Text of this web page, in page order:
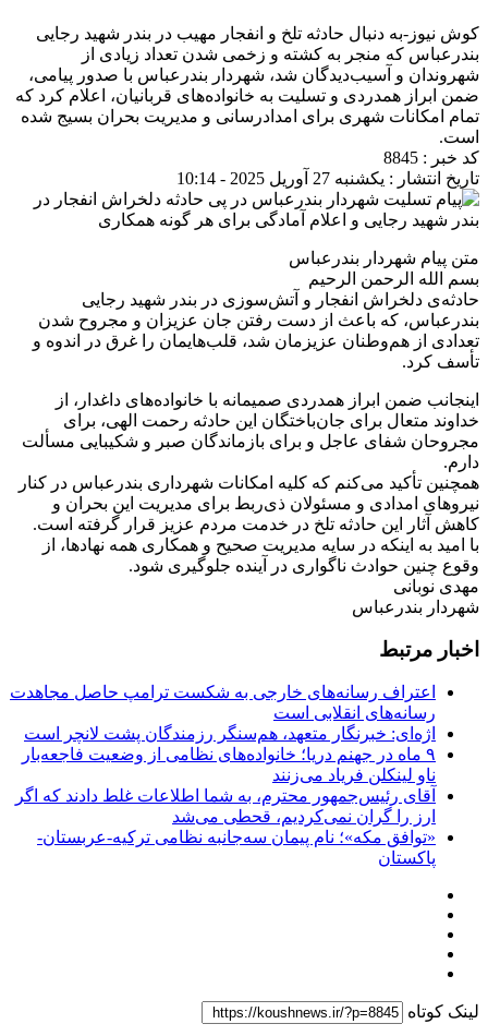
کوش نیوز-به دنبال حادثه تلخ و انفجار مهیب در بندر شهید رجایی
بندرعباس که منجر به کشته و زخمی شدن تعداد زیادی از
شهروندان و آسیب‌دیدگان شد، شهردار بندرعباس با صدور پیامی،
ضمن ابراز همدردی و تسلیت به خانواده‌های قربانیان، اعلام کرد که
تمام امکانات شهری برای امدادرسانی و مدیریت بحران بسیج شده
است.
کد خبر : 8845
تاریخ انتشار : یکشنبه 27 آوریل 2025 - 10:14
متن پیام شهردار بندرعباس
بسم الله الرحمن الرحیم
حادثه‌ی دلخراش انفجار و آتش‌سوزی در بندر شهید رجایی
بندرعباس، که باعث از دست رفتن جان عزیزان و مجروح شدن
تعدادی از هم‌وطنان عزیزمان شد، قلب‌هایمان را غرق در اندوه و
تأسف کرد.
اینجانب ضمن ابراز همدردی صمیمانه با خانواده‌های داغدار، از
خداوند متعال برای جان‌باختگان این حادثه رحمت الهی، برای
مجروحان شفای عاجل و برای بازماندگان صبر و شکیبایی مسألت
دارم.
همچنین تأکید می‌کنم که کلیه امکانات شهرداری بندرعباس در کنار
نیروهای امدادی و مسئولان ذی‌ربط برای مدیریت این بحران و
کاهش آثار این حادثه تلخ در خدمت مردم عزیز قرار گرفته است.
با امید به اینکه در سایه مدیریت صحیح و همکاری همه نهادها، از
وقوع چنین حوادث ناگواری در آینده جلوگیری شود.
مهدی نوبانی
شهردار بندرعباس
اخبار مرتبط
اعتراف رسانه‌های خارجی به شکست ترامپ حاصل مجاهدت
رسانه‌های انقلابی است
اژه‌ای: خبرنگار متعهد، هم‌سنگر رزمندگان پشت لانچر است
۹ ماه در جهنم دریا؛ خانواده‌های نظامی از وضعیت فاجعه‌بار
ناو لینکلن فریاد می‌زنند
آقای رئیس‌جمهور محترم، به شما اطلاعات غلط دادند که اگر
ارز را گران نمی‌کردیم، قحطی می‌شد
«توافق مکه»؛ نام پیمان سه‌جانبه نظامی ترکیه-عربستان-
پاکستان
لینک کوتاه